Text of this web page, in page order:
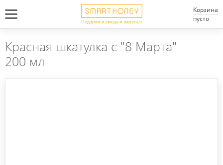
Подарки из мёда и варенья
Корзина
пусто
Красная шкатулка с "8 Марта"
200 мл